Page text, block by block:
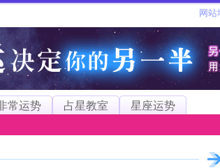
常运势 占星教室
星座运势